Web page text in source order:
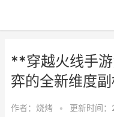
**穿越火线手
弈的全新维度
作者： 烧烤 • 更新时间